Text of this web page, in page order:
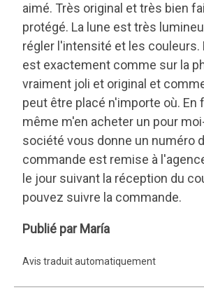
aimé. Très original et très bien
protégé. La lune est très
régler l'intensité et les couleurs.
est exactement comme sur la
vraiment joli et original et
peut être placé n'importe où. En
même m'en acheter un pour
société vous donne un numéro
commande est remise à
le jour suivant la réception du
pouvez suivre la commande.
María
Publié par María
Avis traduit automatiquement